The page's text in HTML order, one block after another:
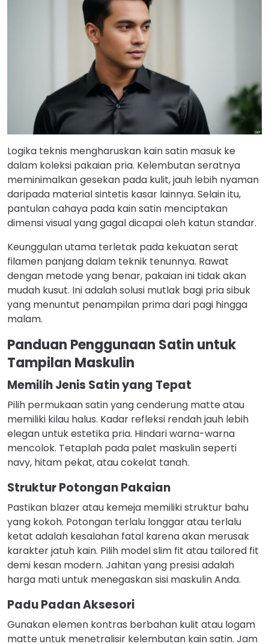
Logika teknis mengharuskan kain satin masuk ke
dalam koleksi pakaian pria. Kelembutan seratnya
meminimalkan gesekan pada kulit, jauh lebih nyaman
daripada material sintetis kasar lainnya. Selain itu,
pantulan cahaya pada kain satin menciptakan
dimensi visual yang gagal dicapai oleh katun standar.
Keunggulan utama terletak pada kekuatan serat
filamen panjang dalam teknik tenunnya. Rawat
dengan metode yang benar, pakaian ini tidak akan
mudah kusut. Ini adalah solusi mutlak bagi pria sibuk
yang menuntut penampilan prima dari pagi hingga
malam.
Panduan Penggunaan Satin untuk
Tampilan Maskulin
Memilih Jenis Satin yang Tepat
Pilih permukaan satin yang cenderung matte atau
memiliki kilau halus. Kadar refleksi rendah jauh lebih
elegan untuk estetika pria. Hindari warna-warna
mencolok. Tetaplah pada palet maskulin seperti
navy, hitam pekat, atau cokelat tanah.
Struktur Potongan Pakaian
Pastikan blazer atau kemeja memiliki struktur bahu
yang kokoh. Potongan terlalu longgar atau terlalu
ketat adalah kesalahan fatal karena akan merusak
karakter jatuh kain. Pilih model slim fit atau tailored fit
demi kesan modern. Jahitan yang presisi adalah
harga mati untuk menegaskan sisi maskulin Anda.
Padu Padan Aksesori
Gunakan elemen kontras berbahan kulit atau logam
matte untuk menetralisir kelembutan kain satin. Jam